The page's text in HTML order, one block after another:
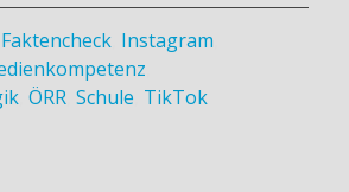
Faktencheck, Instagram
, ÖRR, Schule TikTok